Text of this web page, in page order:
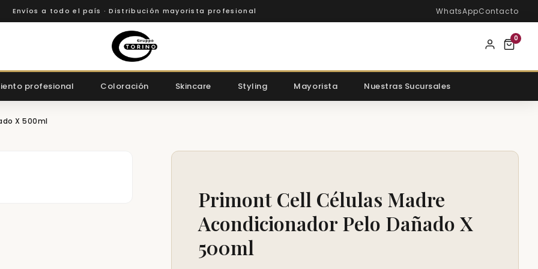
Envíos a todo el país · Distribución mayorista profesional WhatsAppContacto
0
profesional Coloración Skincare Styling Mayorista Nuestras Sucursales
X 500ml
Primont Cell Células Madre
Acondicionador Pelo Dañado X
500ml